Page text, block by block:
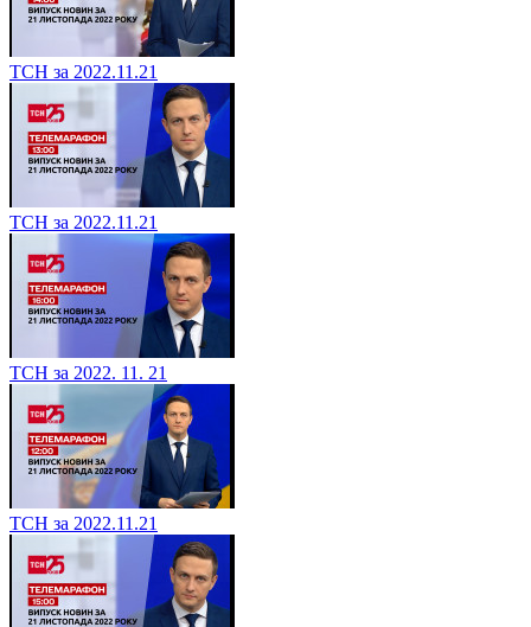
ТСН за 2022.11.21
ТСН за 2022.11.21
ТСН за 2022. 11. 21
ТСН за 2022.11.21